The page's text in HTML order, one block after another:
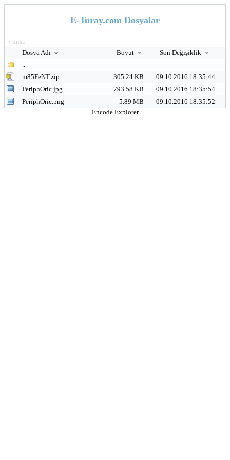
E-Turay.com Dosyalar
> misc
Dosya Adı
Boyut
Son Değişiklik
..
m85FeNT.zip
305.24 KB
09.10.2016 18:35:44
PeriphOric.jpg
793.58 KB
09.10.2016 18:35:54
PeriphOric.png
5.89 MB
09.10.2016 18:35:52
Encode Explorer